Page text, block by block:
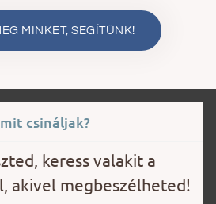
MINKET, SEGÍTÜNK!
csináljak?
keress valakit a
akivel megbeszélheted!